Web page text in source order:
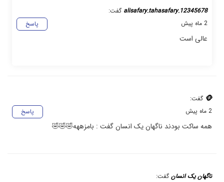
alisafary.tahasafary.12345678 گفت:
پاسخ
2 ماه پیش
عالی است
🐵 گفت:
پاسخ
2 ماه پیش
همه ساکت بودند ناگهان یک انسان گفت : بامزههه🤣🤣🤣
ناگهان یک انسان گفت: